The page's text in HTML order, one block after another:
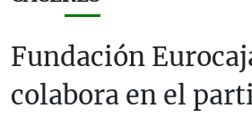
Fundación
colabora en el